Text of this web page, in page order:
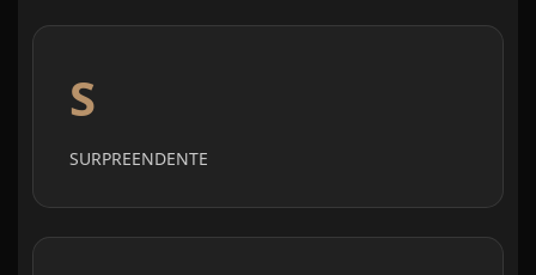
S
SURPREENDENTE